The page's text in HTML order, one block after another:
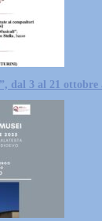
dal 3 al 21 ottobre